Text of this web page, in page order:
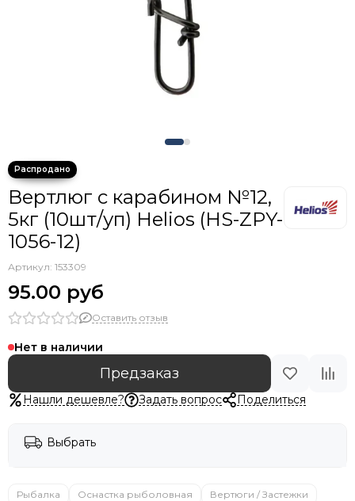
Крючки тройники с каплей
Вертлюг с карабином №12,
5кг (10шт/уп) Helios (HS-ZPY-
1056-12)
Артикул: 153309
95.00 руб
Оставить отзыв
Нет в наличии
Предзаказ
Нашли дешевле? Задать вопрос Поделиться
Выбрать
Рыбалка Оснастка рыболовная Вертюги / Застежки